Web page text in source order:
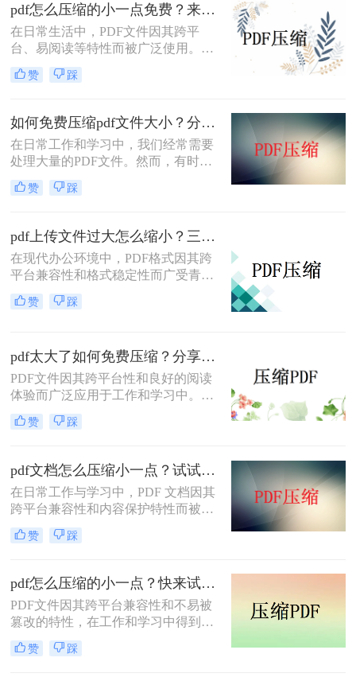
的方法。
pdf怎么压缩的小一点免费？来试试这二种压缩方法！
在日常生活中，PDF文件因其跨平
台、易阅读等特性而被广泛使用。然
而，当PDF文件体积过大时，会给存
储和传输带来诸多不便。那么pdf怎么
种免费且实用的PDF压缩方法。
赞 踩
如何免费压缩pdf文件大小？分享二个实用压缩方法！
在日常工作和学习中，我们经常需要
处理大量的PDF文件。然而，有时候
PDF文件过大，不仅占用存储空间，
还会影响上传和分享的速度。为了解
文将介绍两种免费压缩PDF文件大小
的方法。
赞 踩
pdf上传文件过大怎么缩小？三招助你轻松缩小！
在现代办公环境中，PDF格式因其跨
平台兼容性和格式稳定性而广受青
睐。然而，高清图片、复杂布局和丰
富内容往往导致PDF文件体积庞大，
绍三种简单实用的PDF压缩技巧，助
你轻松优化PDF文件，提升文档传输
效率。
赞 踩
pdf太大了如何免费压缩？分享二种压缩方法！
PDF文件因其跨平台性和良好的阅读
体验而广泛应用于工作和学习中。然
而，有时PDF文件体积过大，不仅占
用存储空间，还会影响传输速度。那
介绍两种免费压缩PDF文件的方法。
赞 踩
pdf文档怎么压缩小一点？试试这5个压缩方法！
在日常工作与学习中，PDF 文档因其
跨平台兼容性和内容保护特性而被广
泛使用。然而，当 PDF 文件中包含大
量高分辨率图片、内嵌字体或复杂图
不仅占用存储空间，还经常因超过邮
箱附件限制或上传耗时过长而影响办
公效率。那么PDF 文档怎么压缩小一
点呢？本文从压缩效果、操作难度、
处理速度、隐私安全四个维度，对比
五种主流压缩方案，帮助您根据实际
赞 踩
pdf怎么压缩的小一点？快来试试这4种压缩方法！
PDF文件因其跨平台兼容性和不易被
篡改的特性，在工作和学习中得到了
广泛应用。然而，PDF文件有时体积
过大，不便于存储和传输。那么pdf怎
赞 踩